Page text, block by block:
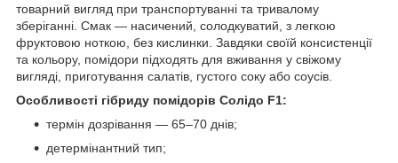
товарний вигляд при транспортуванні та тривалому
зберіганні. Смак — насичений, солодкуватий, з легкою
фруктовою ноткою, без кислинки. Завдяки своїй консистенції
та кольору, помідори підходять для вживання у свіжому
вигляді, приготування салатів, густого соку або соусів.
Особливості гібриду помідорів Солідо F1:
термін дозрівання — 65–70 днів;
детермінантний тип;